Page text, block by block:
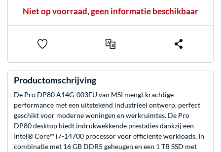
Niet op voorraad, geen informatie beschikbaar
Productomschrijving
De Pro DP80 A14G-003EU van MSI mengt krachtige
performance met een uitstekend industrieel ontwerp, perfect
geschikt voor moderne woningen en werkruimtes. De Pro
DP80 desktop biedt indrukwekkende prestaties dankzij een
Intel® Core™ i7-14700 processor voor efficiënte workloads. In
combinatie met 16 GB DDR5 geheugen en een 1 TB SSD met